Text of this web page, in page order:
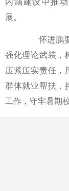
内涵建设中推
展。
怀进鹏要
强化理论武装，
压紧压实责任，
群体就业帮扶，
工作，守牢暑期